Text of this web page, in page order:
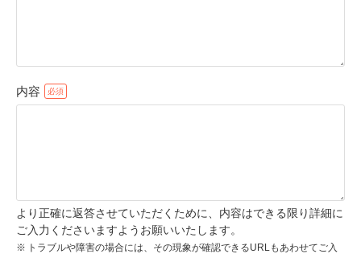
内容
より正確に返答させていただくために、内容はできる限り詳細に
ご入力くださいますようお願いいたします。
トラブルや障害の場合には、その現象が確認できるURLもあわせてご入